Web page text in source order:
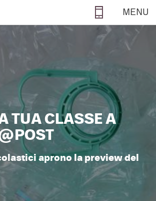
principale
MENU
TUA CLASSE A
aprono la preview del